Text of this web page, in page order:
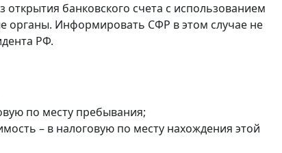
банковского счета с использованием
органы. Информировать СФР в этом случае не
РФ.
по месту пребывания;
– в налоговую по месту нахождения этой